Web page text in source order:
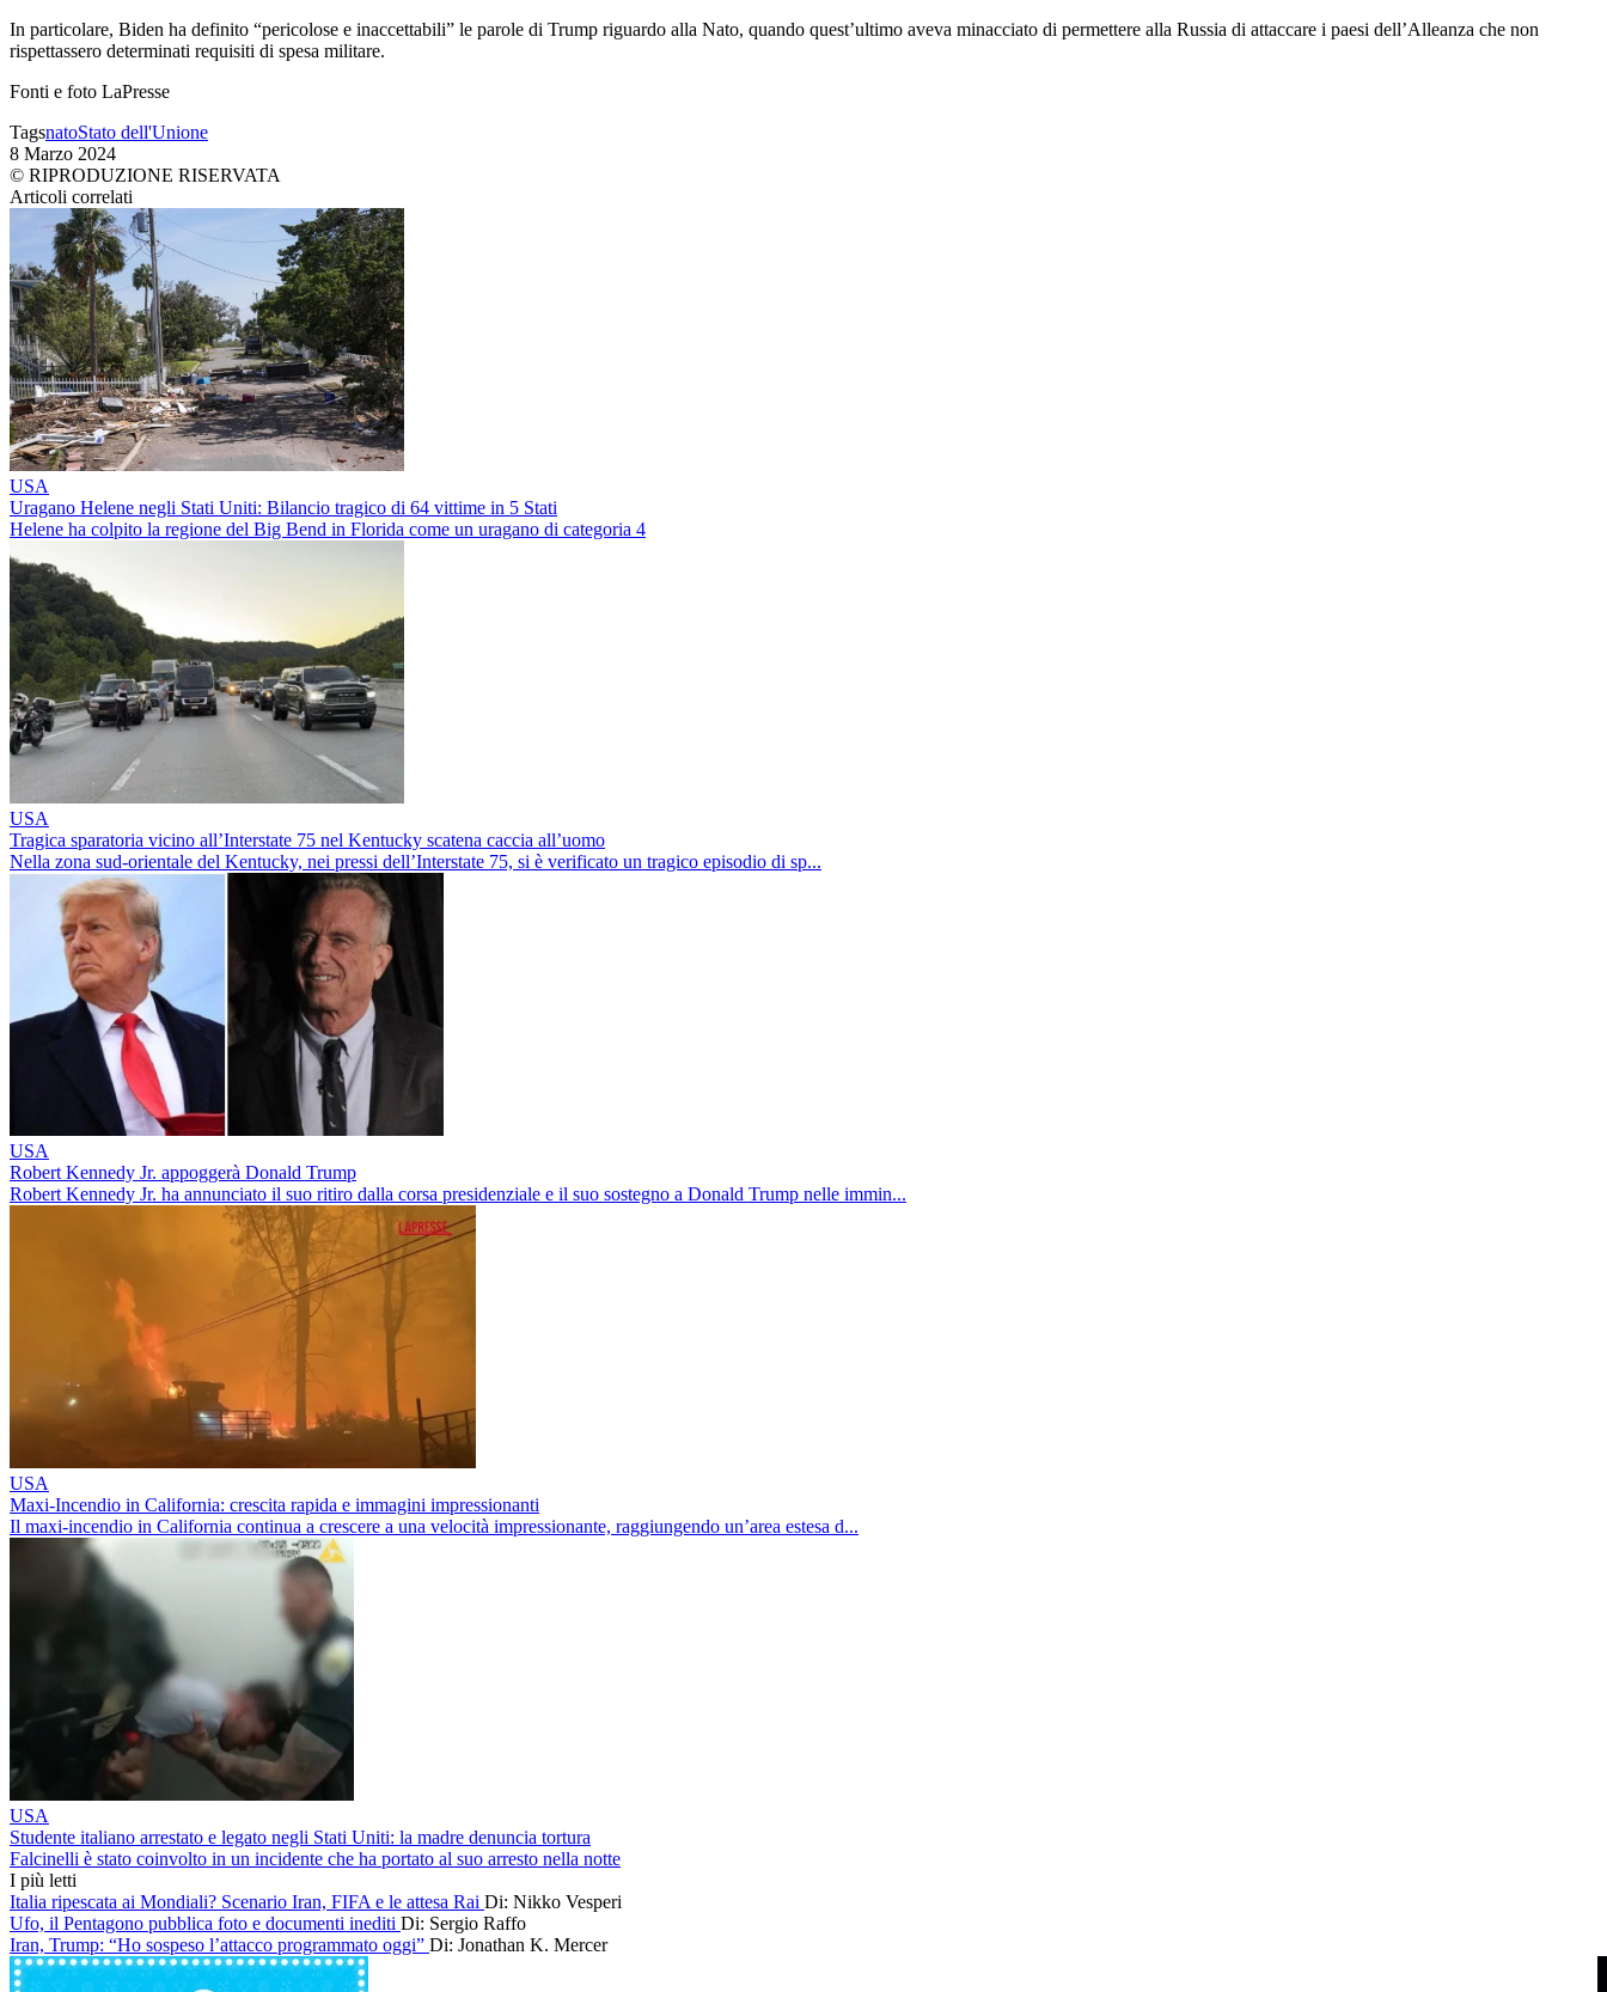
In particolare, Biden ha definito “pericolose e inaccettabili” le parole di Trump riguardo alla Nato, quando quest’ultimo aveva minacciato di permettere alla Russia di attaccare i paesi dell’Alleanza che non
rispettassero determinati requisiti di spesa militare.
Fonti e foto LaPresse
TagsnatoStato dell'Unione
8 Marzo 2024
© RIPRODUZIONE RISERVATA
Articoli correlati
USA
Uragano Helene negli Stati Uniti: Bilancio tragico di 64 vittime in 5 Stati
Helene ha colpito la regione del Big Bend in Florida come un uragano di categoria 4
USA
Tragica sparatoria vicino all’Interstate 75 nel Kentucky scatena caccia all’uomo
Nella zona sud-orientale del Kentucky, nei pressi dell’Interstate 75, si è verificato un tragico episodio di sp...
USA
Robert Kennedy Jr. appoggerà Donald Trump
Robert Kennedy Jr. ha annunciato il suo ritiro dalla corsa presidenziale e il suo sostegno a Donald Trump nelle immin...
USA
Maxi-Incendio in California: crescita rapida e immagini impressionanti
Il maxi-incendio in California continua a crescere a una velocità impressionante, raggiungendo un’area estesa d...
USA
Studente italiano arrestato e legato negli Stati Uniti: la madre denuncia tortura
Falcinelli è stato coinvolto in un incidente che ha portato al suo arresto nella notte
I più letti
Italia ripescata ai Mondiali? Scenario Iran, FIFA e le attesa Rai Di: Nikko Vesperi
Ufo, il Pentagono pubblica foto e documenti inediti Di: Sergio Raffo
Iran, Trump: “Ho sospeso l’attacco programmato oggi” Di: Jonathan K. Mercer